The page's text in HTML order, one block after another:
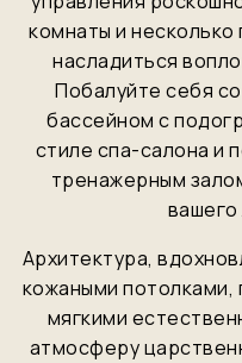
комнаты и несколько
насладиться
Побалуйте себя
бассейном с
стиле спа-салона и
тренажерным
вашего
Архитектура,
кожаными потолками,
мягкими
атмосферу